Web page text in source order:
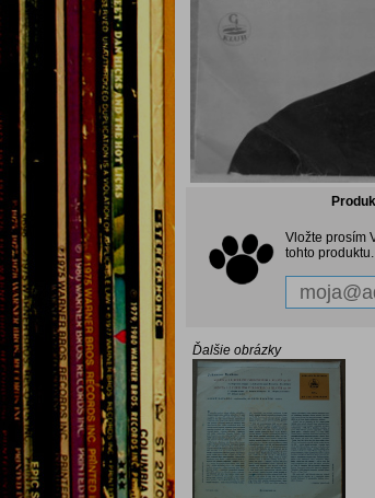
Vložte prosím
tohto produktu.
Ďalšie obrázky